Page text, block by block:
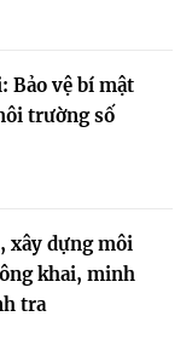
Bảo vệ bí mật
trường số
xây dựng môi
khai, minh
tra